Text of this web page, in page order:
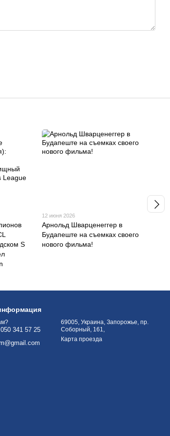
S
12 июня 2026
Арнольд Шварценеггер в
Будапеште на съемках своего
нового фильма!
341 57 25
69005, Украина, Запорожье, пр.
Соборный, 161,
Карта проезда